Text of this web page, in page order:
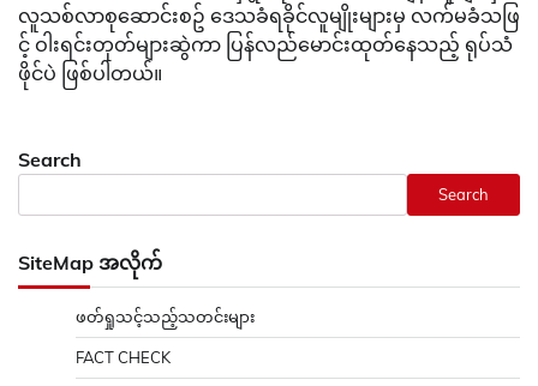
လူသစ်လာစုဆောင်းစဥ် ဒေသခံရခိုင်လူမျိုးများမှ လက်မခံသဖြ
င့် ဝါးရင်းတုတ်များဆွဲကာ ပြန်လည်မောင်းထုတ်နေသည့် ရုပ်သံ
ဖိုင်ပဲ ဖြစ်ပါတယ်။
Search
Search
SiteMap အလိုက်
ဖတ်ရှုသင့်သည့်သတင်းများ
FACT CHECK